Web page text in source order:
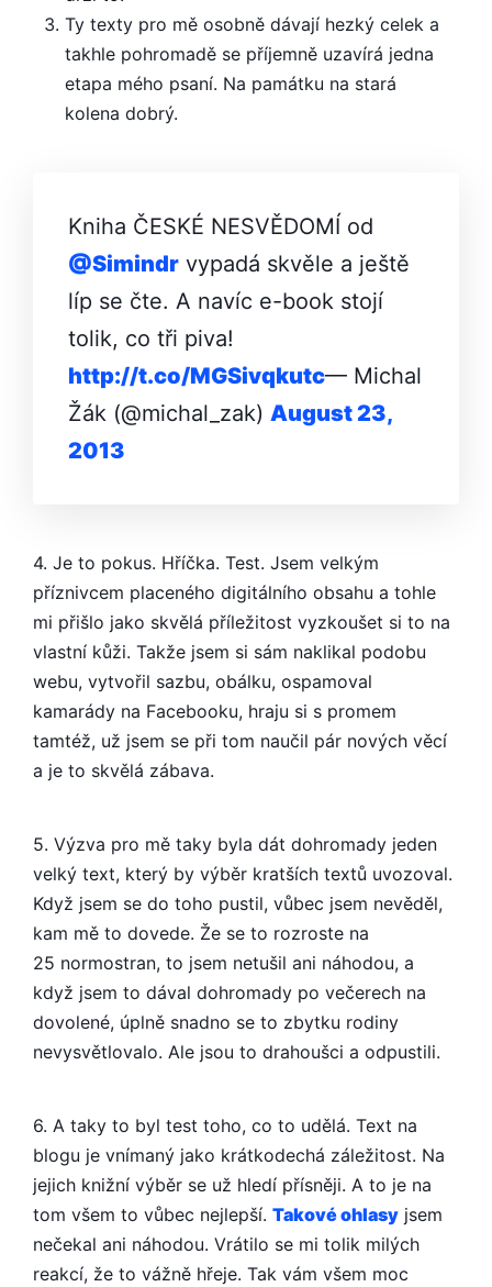
Ty texty pro mě osobně dávají hezký celek a
takhle pohromadě se příjemně uzavírá jedna
etapa mého psaní. Na památku na stará
kolena dobrý.
Kniha ČESKÉ NESVĚDOMÍ od
@Simindr vypadá skvěle a ještě
líp se čte. A navíc e-book stojí
tolik, co tři piva!
http://t.co/MGSiv­qkutc— Michal
Žák (@michal_zak) August 23,
2013
4. Je to pokus. Hříčka. Test. Jsem velkým
příznivcem placeného digitálního obsahu a tohle
mi přišlo jako skvělá příležitost vyzkoušet si to na
vlastní kůži. Takže jsem si sám naklikal podobu
webu, vytvořil sazbu, obálku, ospamoval
kamarády na Facebooku, hraju si s promem
tamtéž, už jsem se při tom naučil pár nových věcí
a je to skvělá zábava.
5. Výzva pro mě taky byla dát dohromady jeden
velký text, který by výběr kratších textů uvozoval.
Když jsem se do toho pustil, vůbec jsem nevěděl,
kam mě to dovede. Že se to rozroste na
25 normostran, to jsem netušil ani náhodou, a
když jsem to dával dohromady po večerech na
dovolené, úplně snadno se to zbytku rodiny
nevysvětlovalo. Ale jsou to drahoušci a odpustili.
6. A taky to byl test toho, co to udělá. Text na
blogu je vnímaný jako krátkodechá záležitost. Na
jejich knižní výběr se už hledí přísněji. A to je na
tom všem to vůbec nejlepší. Takové ohlasy jsem
nečekal ani náhodou. Vrátilo se mi tolik milých
reakcí, že to vážně hřeje. Tak vám všem moc